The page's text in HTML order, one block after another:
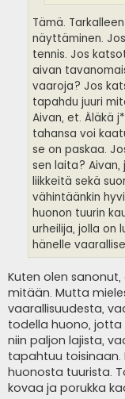
Tämä.
näyttäminen.
tennis. Jos
aivan
vaaroja? Jos
tapahdu juuri
Aivan, et. Äläkä
tahansa voi
se on paskaa.
sen laita?
liikkeitä sekä
vähintäänkin
huonon tuurin
urheilija, jolla on
hänelle
Kuten olen
mitään. Mutta
vaarallisuudesta,
todella huono, jotta
niin paljon lajista,
tapahtuu toisinaan.
huonosta tuurista.
kovaa ja porukka